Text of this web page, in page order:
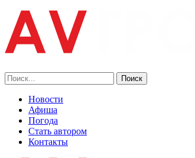
Новости
Афиша
Погода
Стать автором
Контакты